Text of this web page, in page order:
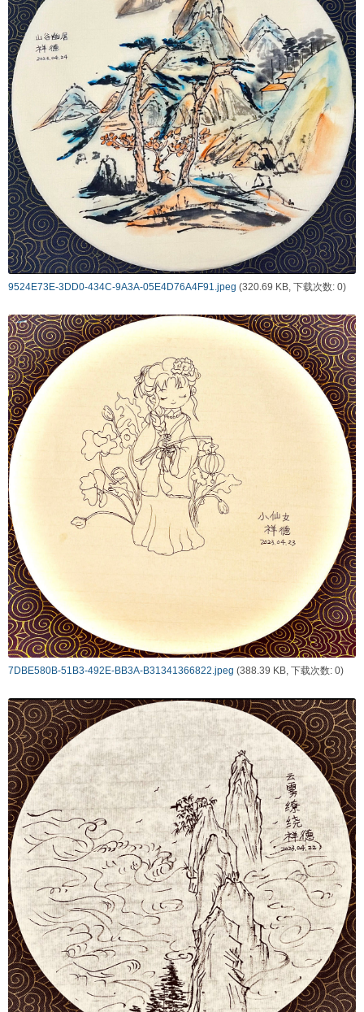
9524E73E-3DD0-434C-9A3A-05E4D76A4F91.jpeg (320.69 KB, 下载次数: 0)
7DBE580B-51B3-492E-BB3A-B31341366822.jpeg (388.39 KB, 下载次数: 0)